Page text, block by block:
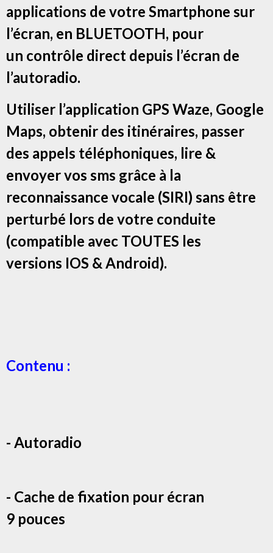
applications de votre Smartphone sur
l’écran, en BLUETOOTH, pour
un contrôle direct depuis l’écran de
l’autoradio.
Utiliser l’application GPS Waze, Google
Maps, obtenir des itinéraires, passer
des appels téléphoniques, lire &
envoyer vos sms grâce à la
reconnaissance vocale (SIRI) sans être
perturbé lors de votre conduite
(compatible avec TOUTES les
versions IOS & Android).
Contenu :
- Autoradio
- Cache de fixation pour écran
9 pouces